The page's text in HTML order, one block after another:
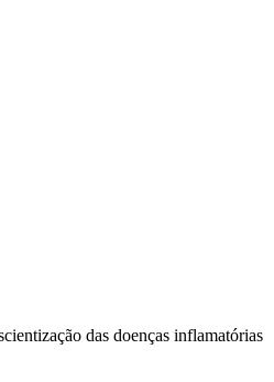
das doenças inflamatórias